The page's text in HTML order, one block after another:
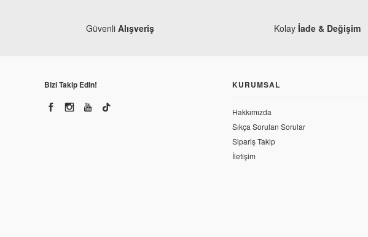
Güvenli Alışveriş Kolay İade & Değişim
Bizi Takip Edin! KURUMSAL
Hakkımızda
Sıkça Sorulan Sorular
Sipariş Takip
İletişim